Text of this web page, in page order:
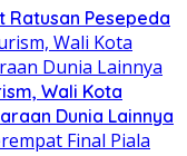
Ratusan Pesepeda
Wali Kota
Dunia Lainnya